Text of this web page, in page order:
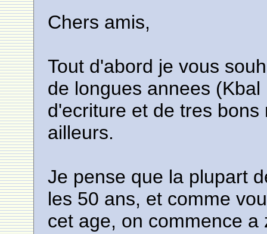
Chers amis,
Tout d'abord je vous
de longues annees
d'ecriture et de tres
ailleurs.
Je pense que la plupart
les 50 ans, et comme
cet age, on commence